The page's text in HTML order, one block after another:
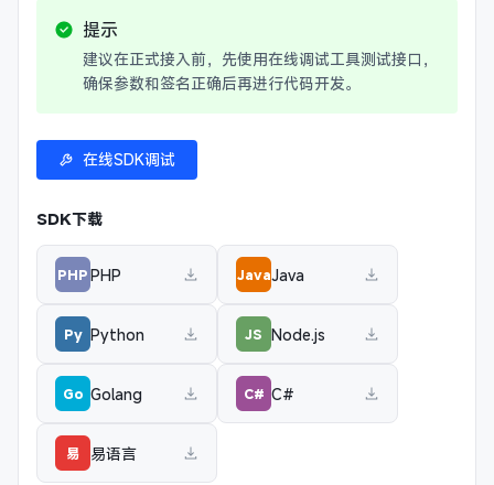
提示
建议在正式接入前，先使用在线调试工具测试接口，
确保参数和签名正确后再进行代码开发。
在线SDK调试
SDK下载
PHPPHP JavaJava
Py Python JS Node.js
Go Golang C# C#
易 易语言